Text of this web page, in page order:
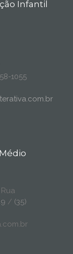
Infantil
1055
/ (35)